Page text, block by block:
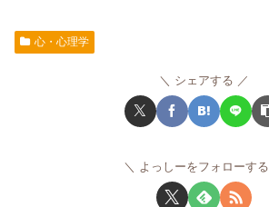
心・心理学
シェアする
よっしーをフォローする